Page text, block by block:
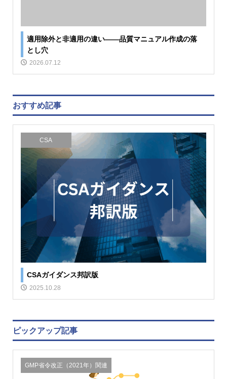
適用除外と非適用の違い――品質マニュアル作成の落
とし穴
2026.07.12
おすすめ記事
CSA
CSAガイダンス邦訳版
2025.10.28
ピックアップ記事
GMP省令改正（2021年）関連